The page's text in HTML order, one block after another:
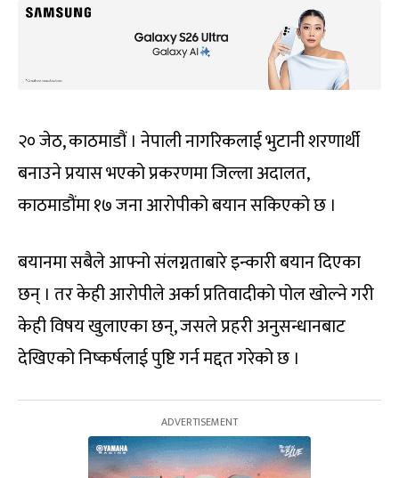
२० जेठ, काठमाडौं । नेपाली नागरिकलाई भुटानी शरणार्थी
बनाउने प्रयास भएको प्रकरणमा जिल्ला अदालत,
काठमाडौंमा १७ जना आरोपीको बयान सकिएको छ ।
बयानमा सबैले आफ्नो संलग्नताबारे इन्कारी बयान दिएका
छन् । तर केही आरोपीले अर्का प्रतिवादीको पोल खोल्ने गरी
केही विषय खुलाएका छन्, जसले प्रहरी अनुसन्धानबाट
देखिएको निष्कर्षलाई पुष्टि गर्न मद्दत गरेको छ ।